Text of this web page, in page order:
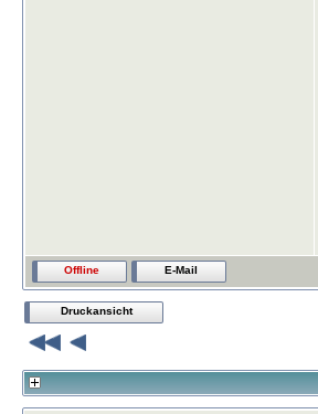
Offline E-Mail
Druckansicht